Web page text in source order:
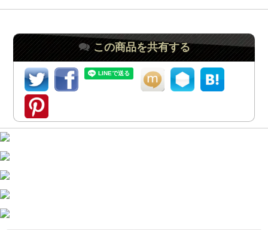
この商品を共有する